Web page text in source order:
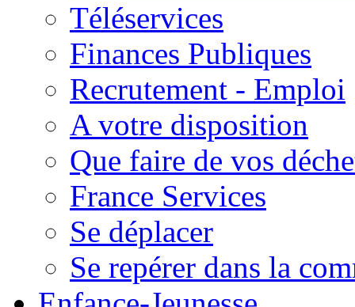
Téléservices
Finances Publiques
Recrutement - Emploi
A votre disposition
Que faire de vos
France Services
Se déplacer
Se repérer dans la